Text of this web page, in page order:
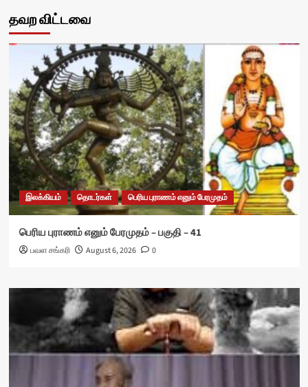
தவற விட்டவை
இலக்கியம் தொடர்கள் பெரிய புராணம் எனும் பேரமுதம்
பெரிய புராணம் எனும் பேரமுதம் – பகுதி – 41
பவள சங்கரி August 6, 2026 0